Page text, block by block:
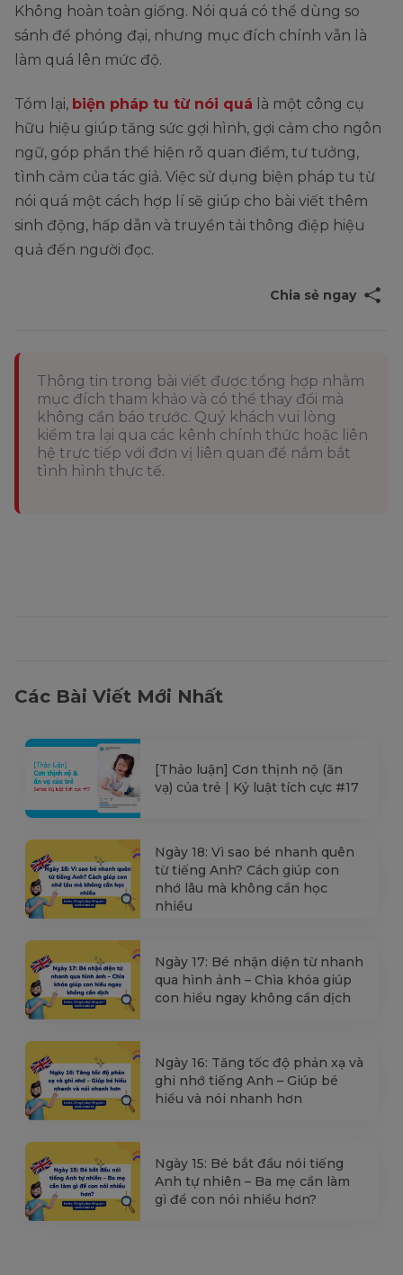
Không hoàn toàn giống. Nói quá có thể dùng so
sánh để phóng đại, nhưng mục đích chính vẫn là
làm quá lên mức độ.
Tóm lại, biện pháp tu từ nói quá là một công cụ
hữu hiệu giúp tăng sức gợi hình, gợi cảm cho ngôn
ngữ, góp phần thể hiện rõ quan điểm, tư tưởng,
tình cảm của tác giả. Việc sử dụng biện pháp tu từ
nói quá một cách hợp lí sẽ giúp cho bài viết thêm
sinh động, hấp dẫn và truyền tải thông điệp hiệu
quả đến người đọc.
Chia sẻ ngay
Thông tin trong bài viết được tổng hợp nhằm
mục đích tham khảo và có thể thay đổi mà
không cần báo trước. Quý khách vui lòng
kiểm tra lại qua các kênh chính thức hoặc liên
hệ trực tiếp với đơn vị liên quan để nắm bắt
tình hình thực tế.
Các Bài Viết Mới Nhất
[Thảo luận] Cơn thịnh nộ (ăn
vạ) của trẻ | Kỷ luật tích cực #17
Ngày 18: Vì sao bé nhanh quên
từ tiếng Anh? Cách giúp con
nhớ lâu mà không cần học
nhiều
Ngày 17: Bé nhận diện từ nhanh
qua hình ảnh – Chìa khóa giúp
con hiểu ngay không cần dịch
Ngày 16: Tăng tốc độ phản xạ và
ghi nhớ tiếng Anh – Giúp bé
hiểu và nói nhanh hơn
Ngày 15: Bé bắt đầu nói tiếng
Anh tự nhiên – Ba mẹ cần làm
gì để con nói nhiều hơn?